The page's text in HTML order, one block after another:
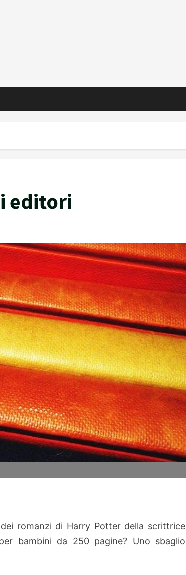
editori
romanzi di Harry Potter della scrittrice
bambini da 250 pagine? Uno sbaglio